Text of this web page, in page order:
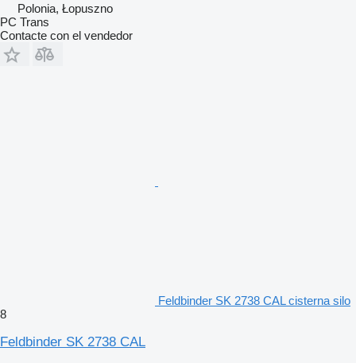
Polonia, Łopuszno
PC Trans
Contacte con el vendedor
Feldbinder SK 2738 CAL cisterna silo
8
Feldbinder SK 2738 CAL